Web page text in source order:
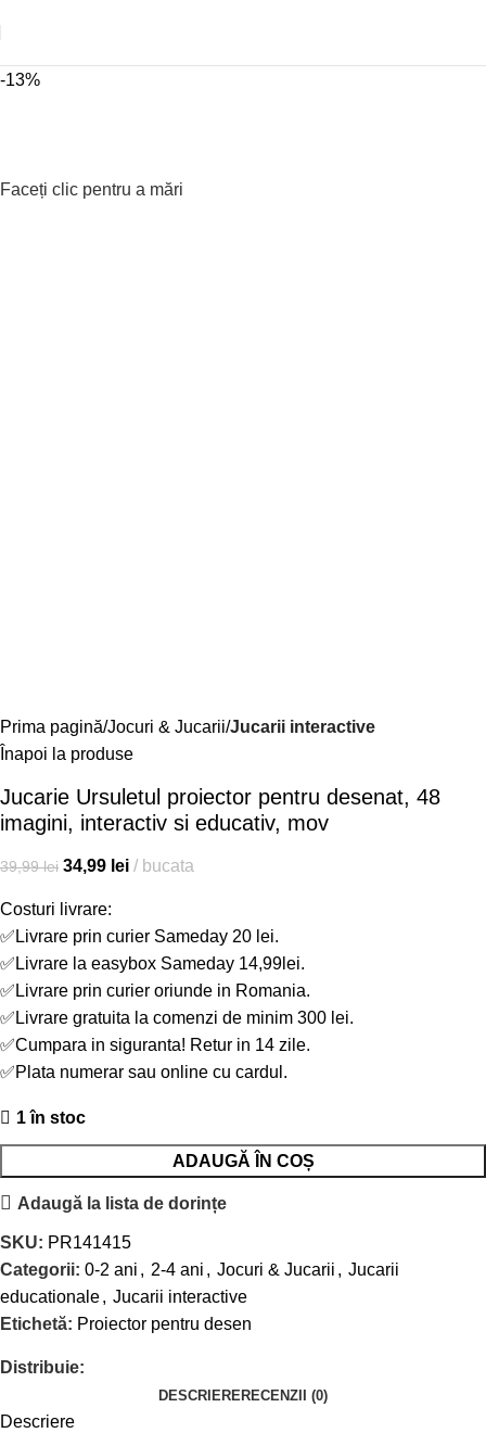
-13%
Faceți clic pentru a mări
Prima pagină Jocuri & Jucarii Jucarii interactive
Înapoi la produse
Jucarie Ursuletul proiector pentru desenat, 48
imagini, interactiv si educativ, mov
39,99lei 34,99 lei bucata
Costuri livrare:
✅Livrare prin curier Sameday 20 lei.
✅Livrare la easybox Sameday 14,99lei.
✅Livrare prin curier oriunde in Romania.
✅Livrare gratuita la comenzi de minim 300 lei.
✅Cumpara in siguranta! Retur in 14 zile.
✅Plata numerar sau online cu cardul.
1 în stoc
ADAUGĂ ÎN COȘ
Adaugă la lista de dorințe
SKU: PR141415
Categorii: 0-2 ani , 2-4 ani , Jocuri & Jucarii , Jucarii
educationale, Jucarii interactive
Etichetă: Proiector pentru desen
Distribuie:
DESCRIERERECENZII (0)
Descriere